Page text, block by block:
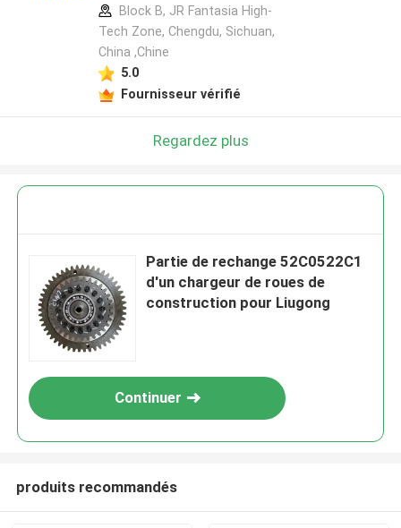
Block B, JR Fantasia High-
Tech Zone, Chengdu, Sichuan,
China ,Chine
5.0
Fournisseur vérifié
Regardez plus
Partie de rechange 52C0522C1
d'un chargeur de roues de
construction pour Liugong
Continuer
produits recommandés